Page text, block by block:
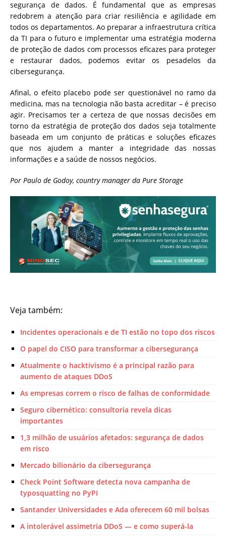
segurança de dados. É fundamental que as empresas
redobrem a atenção para criar resiliência e agilidade em
todos os departamentos. Ao preparar a infraestrutura crítica
da TI para o futuro e implementar uma estratégia moderna
de proteção de dados com processos eficazes para proteger
e restaurar dados, podemos evitar os pesadelos da
cibersegurança.
Afinal, o efeito placebo pode ser questionável no ramo da
medicina, mas na tecnologia não basta acreditar – é preciso
agir. Precisamos ter a certeza de que nossas decisões em
torno da estratégia de proteção dos dados seja totalmente
baseada em um conjunto de práticas e soluções eficazes
que nos ajudem a manter a integridade das nossas
informações e a saúde de nossos negócios.
Por Paulo de Godoy, country manager da Pure Storage
Veja também:
Incidentes operacionais e de TI estão no topo dos riscos
O papel do CISO para transformar a cibersegurança
Atualmente o hacktivismo é a principal razão para
aumento de ataques DDoS
As empresas correm o risco de falhas de conformidade
Seguro cibernético: consultoria revela dicas
importantes
1,3 milhão de usuários afetados: segurança de dados
em risco
Mercado bilionário da cibersegurança
Check Point Software detecta nova campanha de
typosquatting no PyPI
Santander Universidades e Ada oferecem 60 mil bolsas
A intolerável assimetria DDoS — e como superá-la